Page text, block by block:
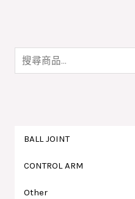
尋
關
BALL JOINT
CONTROL ARM
Other